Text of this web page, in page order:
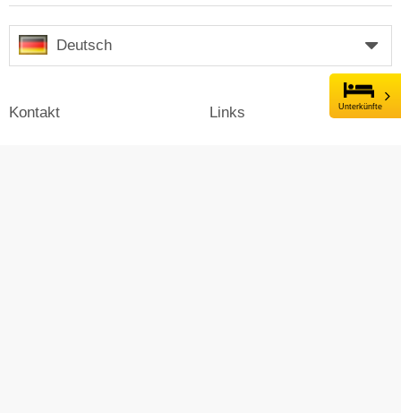
Unterkünfte
Deutsch
Kontakt Links